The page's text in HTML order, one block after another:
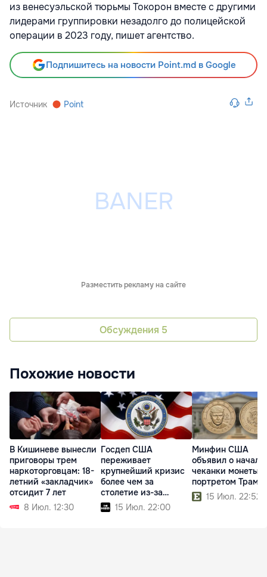
из венесуэльской тюрьмы Токорон вместе с другими
лидерами группировки незадолго до полицейской
операции в 2023 году, пишет агентство.
Подпишитесь на новости Point.md в Google
Источник Point
Разместить рекламу на сайте
Обсуждения 5
Похожие новости
В Кишиневе вынесли
приговоры трем
наркоторговцам: 18-
летний «закладчик»
отсидит 7 лет
8 Июл. 12:30
Госдеп США
переживает
крупнейший кризис
более чем за
столетие из-за
реформ Трампа
15 Июл. 22:00
Минфин США
объявил о начале
чеканки монеты с
портретом
15 Июл. 22:52